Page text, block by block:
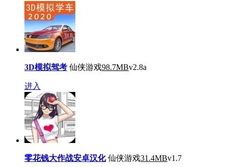
3D模拟驾考 仙侠游戏98.7MBv2.8a
进入
零花钱大作战安卓汉化 仙侠游戏31.4MBv1.7